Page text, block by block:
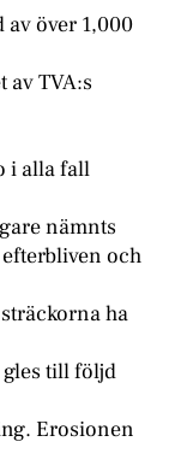
över 1,000
av TVA:s
i alla fall
nämnts
och
ha
till följd
Erosionen